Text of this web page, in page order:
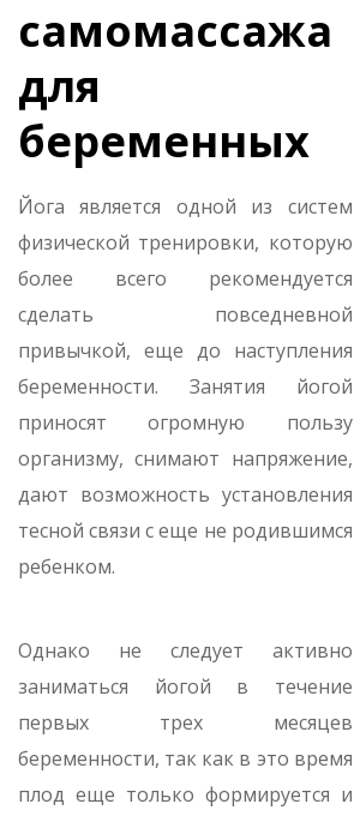
самомассажа
для
беременных
Йога является одной из систем
физической тренировки, которую
более всего рекомендуется
сделать повседневной
привычкой, еще до наступления
беременности. Занятия йогой
приносят огромную пользу
организму, снимают напряжение,
дают возможность установления
тесной связи с еще не родившимся
ребенком.
Однако не следует активно
заниматься йогой в течение
первых трех месяцев
беременности, так как в это время
плод еще только формируется и